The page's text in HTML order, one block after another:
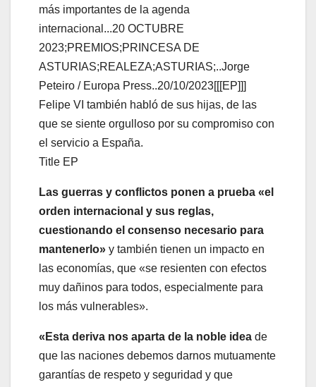
Felipe VI también habló de sus hijas, de las
que se siente orgulloso por su compromiso con
el servicio a España.
Title EP
Las guerras y conflictos ponen a prueba «el
orden internacional y sus reglas,
cuestionando el consenso necesario para
mantenerlo» y también tienen un impacto en
las economías, que «se resienten con efectos
muy dañinos para todos, especialmente para
los más vulnerables».
«Esta deriva nos aparta de la noble idea de
que las naciones debemos darnos mutuamente
garantías de respeto y seguridad y que